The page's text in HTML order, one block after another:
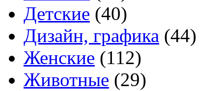
Детские (40)
Дизайн, графика (44)
Женские (112)
Животные (29)